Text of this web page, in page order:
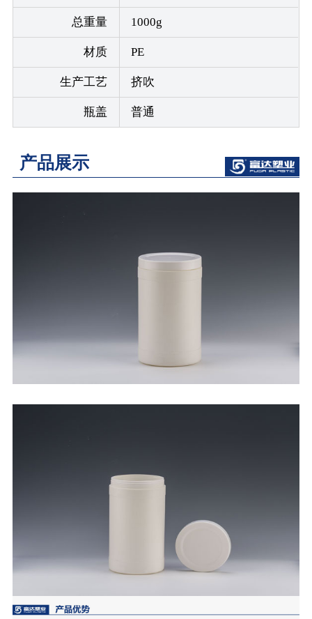
总重量 1000g
材质 PE
生产工艺 挤吹
瓶盖 普通
产品展示